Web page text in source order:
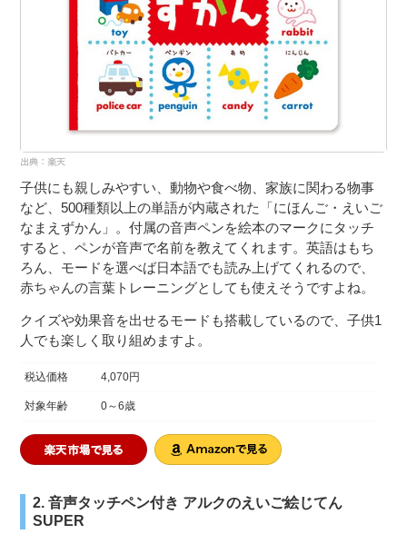
子供にも親しみやすい、動物や食べ物、家族に関わる物事
など、500種類以上の単語が内蔵された「にほんご・えいご
なまえずかん」。付属の音声ペンを絵本のマークにタッチ
すると、ペンが音声で名前を教えてくれます。英語はもち
ろん、モードを選べば日本語でも読み上げてくれるので、
赤ちゃんの言葉トレーニングとしても使えそうですよね。
クイズや効果音を出せるモードも搭載しているので、子供1
人でも楽しく取り組めますよ。
税込価格 4,070円
対象年齢 0～6歳
2. 音声タッチペン付き アルクのえいご絵じてん
SUPER